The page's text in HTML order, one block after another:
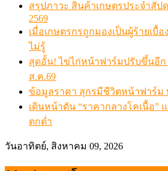
สรุปภาวะ สินค้าเกษตรประจำสัป
เมื่อเกษตรกรถูกมองเป็นผู้ร้ายเบื้
สุดอั้น! ไข่ไก่หน้าฟาร์มปรับขึ้นอีก
ข้อมูลราคา สุกรมีชีวิตหน้าฟาร์ม
เดินหน้าดัน “ราคากลางโคเนื้อ”
สรุปภาวะ สินค้าเกษตรประจำสัป
วันอาทิตย์, สิงหาคม 09, 2026
Advertisement / โฆษณา
ข่าว (News)
สุกร (Pig)
ข่าวประชาสัมพันธ์